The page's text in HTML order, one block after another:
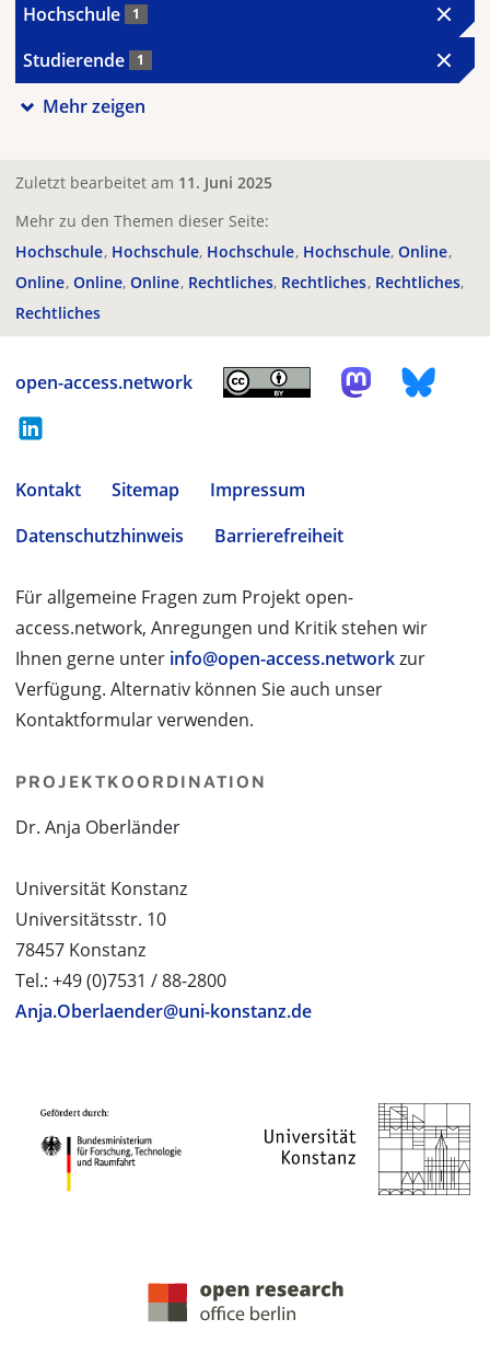
Hochschule 1
Studierende 1
Mehr zeigen
Zuletzt bearbeitet am 11. Juni 2025
Mehr zu den Themen dieser Seite:
Hochschule Hochschule Hochschule Hochschule Online
Online Online Online Rechtliches Rechtliches Rechtliches
Rechtliches
open-access.network
Kontakt Sitemap
Impressum
Datenschutzhinweis
Barrierefreiheit
Für allgemeine Fragen zum Projekt open-
access.network, Anregungen und Kritik stehen wir
Ihnen gerne unter info@open-access.networkzur
Verfügung. Alternativ können Sie auch unser
Kontaktformular verwenden.
PROJEKTKOORDINATION
Dr. Anja Oberländer
Universität Konstanz
Universitätsstr. 10
78457 Konstanz
Tel.: +49 (0)7531 / 88-2800
Anja.Oberlaender@uni-konstanz.de